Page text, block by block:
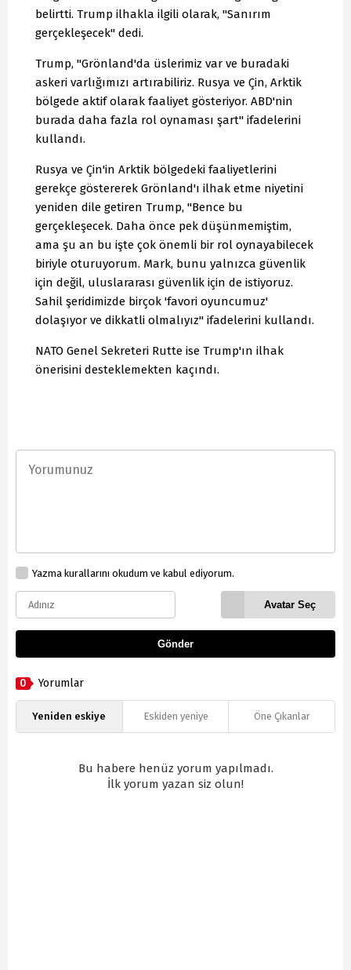
belirtti. Trump ilhakla ilgili olarak, "Sanırım
gerçekleşecek" dedi.
Trump, "Grönland'da üslerimiz var ve buradaki
askeri varlığımızı artırabiliriz. Rusya ve Çin, Arktik
bölgede aktif olarak faaliyet gösteriyor. ABD'nin
burada daha fazla rol oynaması şart" ifadelerini
kullandı.
Rusya ve Çin'in Arktik bölgedeki faaliyetlerini
gerekçe göstererek Grönland'ı ilhak etme niyetini
yeniden dile getiren Trump, "Bence bu
gerçekleşecek. Daha önce pek düşünmemiştim,
ama şu an bu işte çok önemli bir rol oynayabilecek
biriyle oturuyorum. Mark, bunu yalnızca güvenlik
için değil, uluslararası güvenlik için de istiyoruz.
Sahil şeridimizde birçok 'favori oyuncumuz'
dolaşıyor ve dikkatli olmalıyız" ifadelerini kullandı.
NATO Genel Sekreteri Rutte ise Trump'ın ilhak
önerisini desteklemekten kaçındı.
Yazma kurallarını okudum ve kabul ediyorum.
Avatar Seç
Gönder
0 Yorumlar
Yeniden eskiye Eskiden yeniye Öne Çıkanlar
Bu habere henüz yorum yapılmadı.
İlk yorum yazan siz olun!